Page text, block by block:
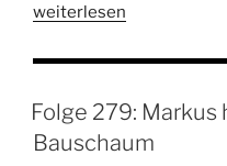
„Folge
Jan
Muster,
wo
weiterlesen
Folge 279: Markus
Bauschaum